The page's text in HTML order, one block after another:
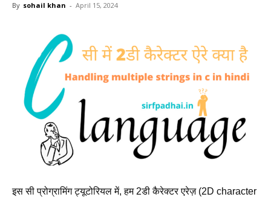
By sohail khan - April 15, 2024
इस सी प्रोग्रामिंग ट्यूटोरियल में, हम 2डी कैरेक्टर एरेज़ (2D character